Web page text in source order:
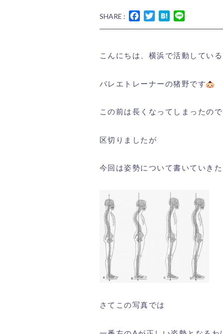
SHARE : FacebookTwitterHatena
こんにちは、横浜で活動している
バレエトレーナーの猪野です
この前は長くなってしまったので
区切りましたが
今回は姿勢について書いていき
さてこの写真では